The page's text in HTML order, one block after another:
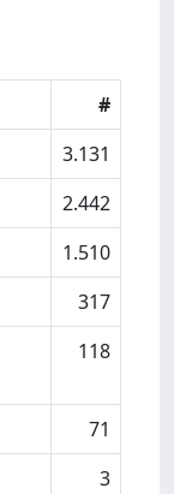
#
3.131
2.442
1.510
317
118
71
3